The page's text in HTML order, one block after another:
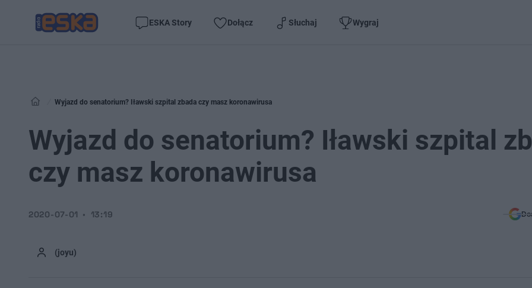
ESKA Story Dołącz Słuchaj Wygraj
Wyjazd do senatorium? Iławski szpital zbada czy masz koronawirusa
Wyjazd do senatorium? Iławski szpital
czy masz koronawirusa
(joyu)
2020-07-01 13:19